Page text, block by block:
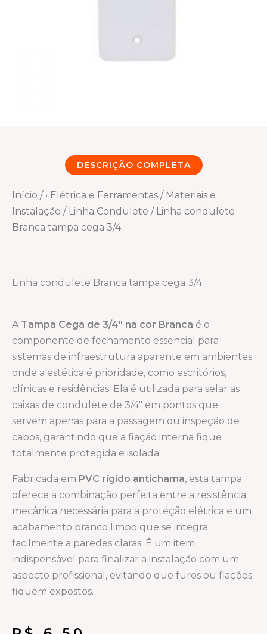
DESCRIÇÃO COMPLETA
Início / • Elétrica e Ferramentas / Materiais e
Instalação / Linha Condulete / Linha condulete
Branca tampa cega 3/4
Linha condulete Branca tampa cega 3/4
A Tampa Cega de 3/4″ na cor Branca é o
componente de fechamento essencial para
sistemas de infraestrutura aparente em ambientes
onde a estética é prioridade, como escritórios,
clínicas e residências. Ela é utilizada para selar as
caixas de condulete de 3/4″ em pontos que
servem apenas para a passagem ou inspeção de
cabos, garantindo que a fiação interna fique
totalmente protegida e isolada.
Fabricada em PVC rígido antichama, esta tampa
oferece a combinação perfeita entre a resistência
mecânica necessária para a proteção elétrica e um
acabamento branco limpo que se integra
facilmente a paredes claras. É um item
indispensável para finalizar a instalação com um
aspecto profissional, evitando que furos ou fiações
fiquem expostos.